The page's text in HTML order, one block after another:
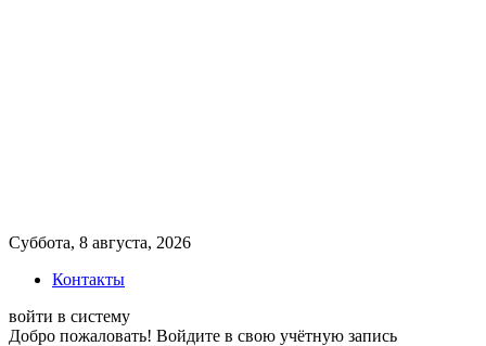
Суббота, 8 августа, 2026
Контакты
войти в систему
Добро пожаловать! Войдите в свою учётную запись